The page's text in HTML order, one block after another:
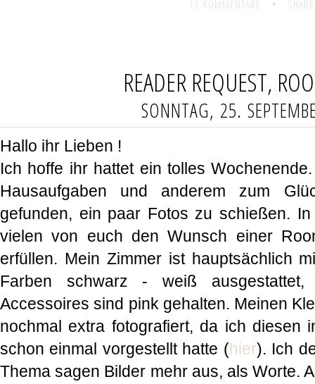
13 KOMMENTARE •
READER REQUEST,
SONNTAG, 25.
Hallo ihr Lieben !
Ich hoffe ihr hattet ein tolles
Hausaufgaben und anderem zum
gefunden, ein paar Fotos zu schießen.
vielen von euch den Wunsch einer
erfüllen. Mein Zimmer ist hauptsächlich
Farben schwarz - weiß ausgestattet,
Accessoires sind pink gehalten. Meinen
nochmal extra fotografiert, da ich diesen
schon einmal vorgestellt hatte (hier). Ich
Thema sagen Bilder mehr aus, als Worte.